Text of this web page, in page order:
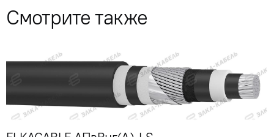
Смотрите также